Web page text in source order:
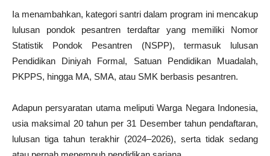
Ia menambahkan, kategori santri dalam program ini mencakup
lulusan pondok pesantren terdaftar yang memiliki Nomor
Statistik Pondok Pesantren (NSPP), termasuk lulusan
Pendidikan Diniyah Formal, Satuan Pendidikan Muadalah,
PKPPS, hingga MA, SMA, atau SMK berbasis pesantren.
Adapun persyaratan utama meliputi Warga Negara Indonesia,
usia maksimal 20 tahun per 31 Desember tahun pendaftaran,
lulusan tiga tahun terakhir (2024–2026), serta tidak sedang